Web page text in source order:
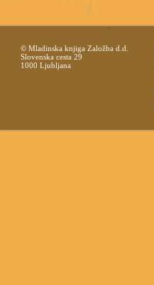
© Mladinska knjiga Založba d.d.
Slovenska cesta 29
1000 Ljubljana